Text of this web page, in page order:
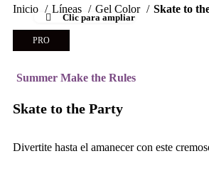
Inicio Líneas Gel Color Skate to
Clic para ampliar
PRO
Summer Make the Rules
Skate to the Party​
Divertite hasta el amanecer con este